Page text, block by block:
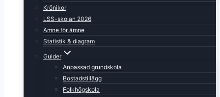
Krönikor
LSS-skolan 2026
Ämne för ämne
Statistik & diagram
Guider
Anpassad grundskola
Bostadstillägg
Folkhögskola